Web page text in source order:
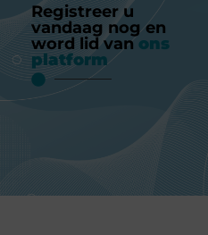
Registreer u
vandaag nog en
word lid van ons
platform